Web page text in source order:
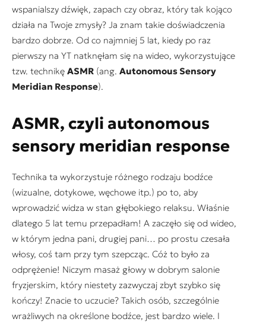
wspanialszy dźwięk, zapach czy obraz, który tak kojąco
działa na Twoje zmysły? Ja znam takie doświadczenia
bardzo dobrze. Od co najmniej 5 lat, kiedy po raz
pierwszy na YT natknęłam się na wideo, wykorzystujące
tzw. technikę ASMR (ang. Autonomous Sensory
Meridian Response).
ASMR, czyli autonomous
sensory meridian response
Technika ta wykorzystuje różnego rodzaju bodźce
(wizualne, dotykowe, węchowe itp.) po to, aby
wprowadzić widza w stan głębokiego relaksu. Właśnie
dlatego 5 lat temu przepadłam! A zaczęło się od wideo,
w którym jedna pani, drugiej pani… po prostu czesała
włosy, coś tam przy tym szepcząc. Cóż to było za
odprężenie! Niczym masaż głowy w dobrym salonie
fryzjerskim, który niestety zazwyczaj zbyt szybko się
kończy! Znacie to uczucie? Takich osób, szczególnie
wrażliwych na określone bodźce, jest bardzo wiele. I